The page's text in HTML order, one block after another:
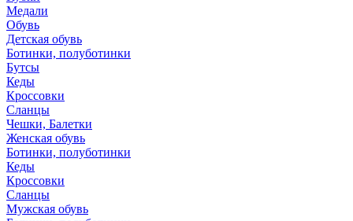
Медали
Обувь
Детская обувь
Ботинки, полуботинки
Бутсы
Кеды
Кроссовки
Сланцы
Чешки, Балетки
Женская обувь
Ботинки, полуботинки
Кеды
Кроссовки
Сланцы
Мужская обувь